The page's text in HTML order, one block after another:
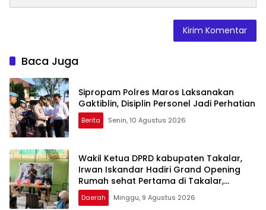
Baca Juga
Sipropam Polres Maros Laksanakan
Gaktiblin, Disiplin Personel Jadi Perhatian
Berita Senin, 10 Agustus 2026
Wakil Ketua DPRD kabupaten Takalar,
Irwan Iskandar Hadiri Grand Opening
Rumah sehat Pertama di Takalar,
Melayani Terapis Gratis untuk Pasien
Dhuafa dan umum.
Daerah Minggu, 9 Agustus 2026